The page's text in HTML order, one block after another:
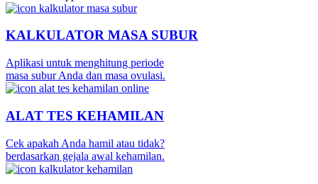
KALKULATOR MASA SUBUR
Aplikasi untuk menghitung periode
masa subur Anda dan masa ovulasi.
ALAT TES KEHAMILAN
Cek apakah Anda hamil atau tidak?
berdasarkan gejala awal kehamilan.